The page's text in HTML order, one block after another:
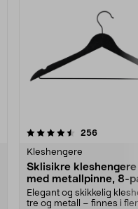
256
Kleshengere
Sklisikre
med metallpinne, 8-
Elegant og skikkelig
tre og metall – finnes i
4.5av 5 stjerner